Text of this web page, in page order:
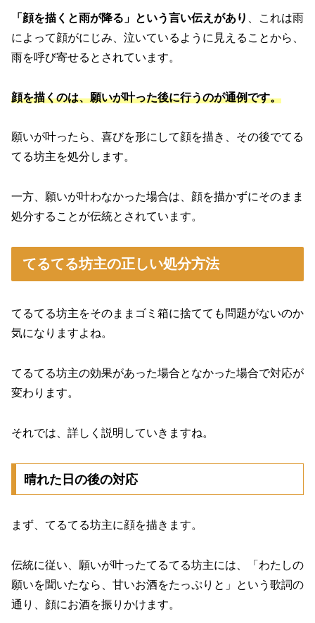
「顔を描くと雨が降る」という言い伝えがあり
、これは雨
によって顔がにじみ、泣いているように見えることから、
雨を呼び寄せるとされています。
顔を描くのは、願いが叶った後に行うのが通例です。
願いが叶ったら、喜びを形にして顔を描き、その後でてる
てる坊主を処分します。
一方、願いが叶わなかった場合は、顔を描かずにそのまま
処分することが伝統とされています。
てるてる坊主の正しい処分方法
てるてる坊主をそのままゴミ箱に捨てても問題がないのか
気になりますよね。
てるてる坊主の効果があった場合となかった場合で対応が
変わります。
それでは、詳しく説明していきますね。
晴れた日の後の対応
まず、てるてる坊主に顔を描きます。
伝統に従い、願いが叶ったてるてる坊主には、「わたしの
願いを聞いたなら、甘いお酒をたっぷりと」という歌詞の
通り、顔にお酒を振りかけます。